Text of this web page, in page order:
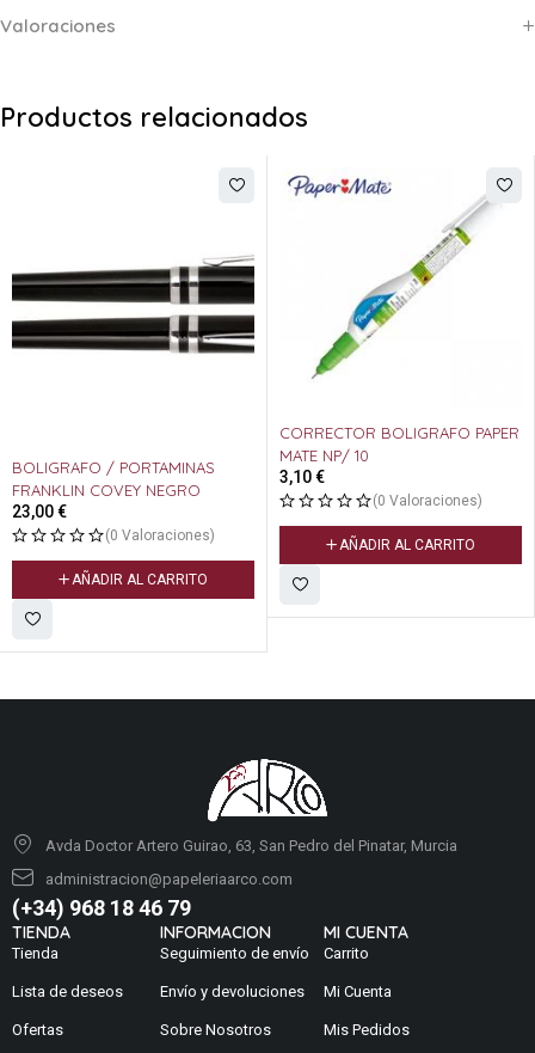
Valoraciones
Productos relacionados
CORRECTOR BOLIGRAFO PAPER
3,10 €
(0 Valoraciones)
AÑADIR AL CARRITO
BOLIGRAFO
ALLURE
Avda Doctor Artero Guirao, 63, San Pedro del Pinatar, Murcia
administracion@papeleriaarco.com
(+34) 968 18 46 79
TIENDA
Tienda
Lista de deseos
Ofertas
INFORMACION
Seguimiento de envío
Envío y devoluciones
Sobre Nosotros
MI CUENTA
Carrito
Mi Cuenta
Mis Pedidos